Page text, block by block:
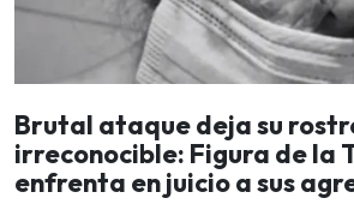
Brutal ataque deja su
irreconocible: Figura de la
enfrenta en juicio a sus